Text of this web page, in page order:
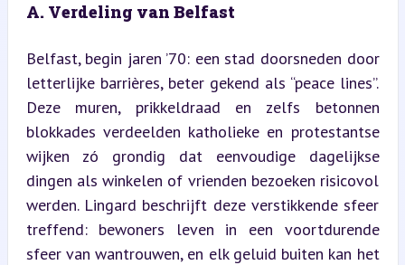
A. Verdeling van Belfast
Belfast, begin jaren ’70: een stad doorsneden door
letterlijke barrières, beter gekend als “peace lines”.
Deze muren, prikkeldraad en zelfs betonnen
blokkades verdeelden katholieke en protestantse
wijken zó grondig dat eenvoudige dagelijkse
dingen als winkelen of vrienden bezoeken risicovol
werden. Lingard beschrijft deze verstikkende sfeer
treffend: bewoners leven in een voortdurende
sfeer van wantrouwen, en elk geluid buiten kan het